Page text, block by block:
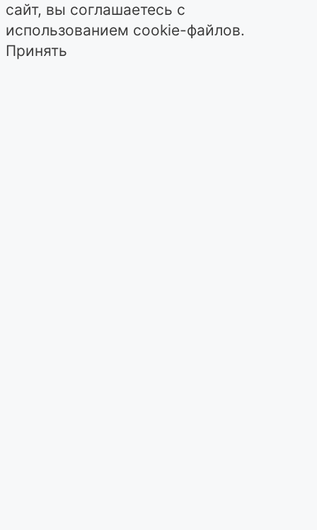
сайт, вы соглашаетесь с
использованием cookie-файлов.
Принять